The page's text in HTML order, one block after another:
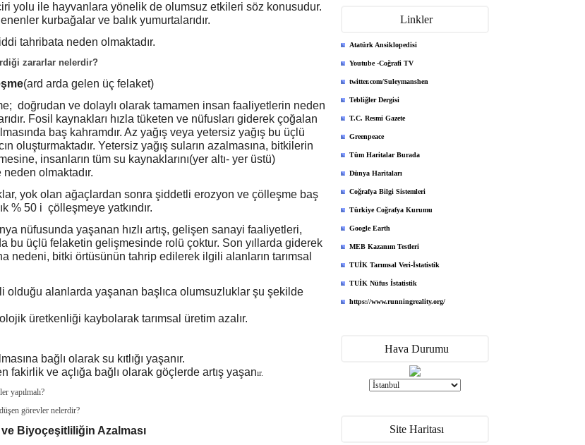
yolu ile hayvanlara yönelik de olumsuz etkileri söz konusudur.
kurbağalar ve balık yumurtalarıdır.
tahribata neden olmaktadır.
zararlar nelerdir?
(ard arda gelen üç felaket)
doğrudan ve dolaylı olarak tamamen insan faaliyetlerin neden
Fosil kaynakları hızla tüketen ve nüfusları giderek çoğalan
baş kahramdır. Az yağış veya yetersiz yağış bu üçlü
oluşturmaktadır. Yetersiz yağış suların azalmasına, bitkilerin
insanların tüm su kaynaklarını(yer altı- yer üstü)
olmaktadır.
yok olan ağaçlardan sonra şiddetli erozyon ve çölleşme baş
% 50 i çölleşmeye yatkındır.
nüfusunda yaşanan hızlı artış, gelişen sanayi faaliyetleri,
bu üçlü felaketin gelişmesinde rolü çoktur. Son yıllarda giderek
nedeni, bitki örtüsünün tahrip edilerek ilgili alanların tarımsal
olduğu alanlarda yaşanan başlıca olumsuzluklar şu şekilde
üretkenliği kaybolarak tarımsal üretim azalır.
bağlı olarak su kıtlığı yaşanır.
fakirlik ve açlığa bağlı olarak göçlerde artış yaşanır.
yapılmalı?
görevler nelerdir?
Biyoçeşitliliğin Azalması
Linkler
Atatürk Ansiklopedisi
Youtube -Coğrafi TV
twitter.com/Suleymanshen
Tebliğler Dergisi
T.C. Resmi Gazete
Greenpeace
Tüm Haritalar Burada
Dünya Haritaları
Coğrafya Bilgi Sistemleri
Türkiye Coğrafya Kurumu
Google Earth
MEB Kazanım Testleri
TUİK Tarımsal Veri-İstatistik
TUİK Nüfus İstatistik
https://www.runningreality.org/
Hava Durumu
Site Haritası